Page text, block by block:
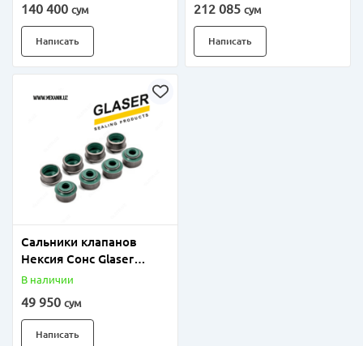
140 400 сум
Написать
212 085 сум
Написать
Сальники клапанов
Нексия Сонс Glaser
(Испания)
В наличии
49 950 сум
Написать